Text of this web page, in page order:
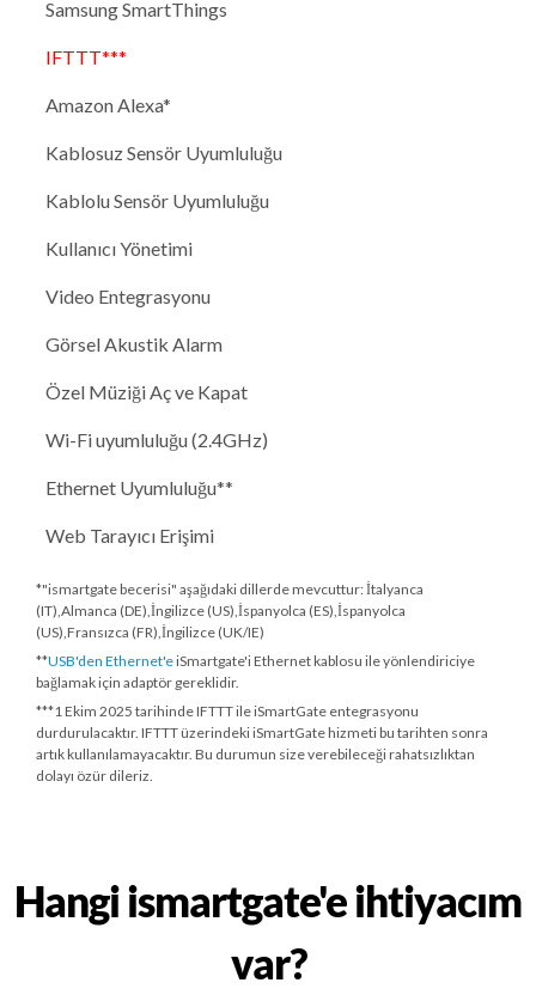
Samsung SmartThings
IFTTT***
Amazon Alexa*
Kablosuz Sensör Uyumluluğu
Kablolu Sensör Uyumluluğu
Kullanıcı Yönetimi
Video Entegrasyonu
Görsel Akustik Alarm
Özel Müziği Aç ve Kapat
Wi-Fi uyumluluğu (2.4GHz)
Ethernet Uyumluluğu**
Web Tarayıcı Erişimi
*"ismartgate becerisi" aşağıdaki dillerde mevcuttur: İtalyanca
(IT),Almanca (DE),İngilizce (US),İspanyolca (ES),İspanyolca
(US),Fransızca (FR),İngilizce (UK/IE)
**USB'den Ethernet'eiSmartgate'i Ethernet kablosu ile yönlendiriciye
bağlamak için adaptör gereklidir.
***1 Ekim 2025 tarihindeIFTTT ile iSmartGate entegrasyonu
durdurulacaktır. IFTTT üzerindeki iSmartGate hizmeti bu tarihten sonra
artık kullanılamayacaktır. Bu durumun size verebileceği rahatsızlıktan
dolayı özür dileriz.
Hangi ismartgate'e ihtiyacım
var?